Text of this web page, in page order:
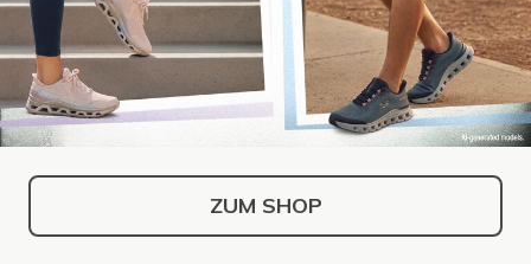
ZUM SHOP